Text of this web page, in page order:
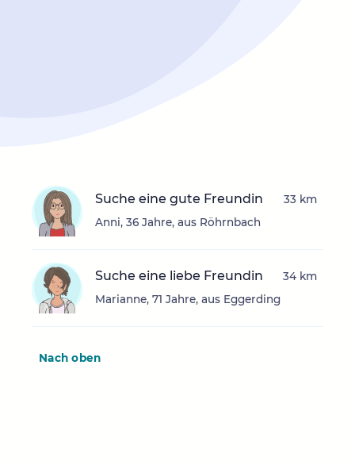
Suche eine gute Freundin
Anni, 36 Jahre, aus Röhrnbach
33 km
Suche eine liebe Freundin
Marianne, 71 Jahre, aus Eggerding
34 km
Nach oben